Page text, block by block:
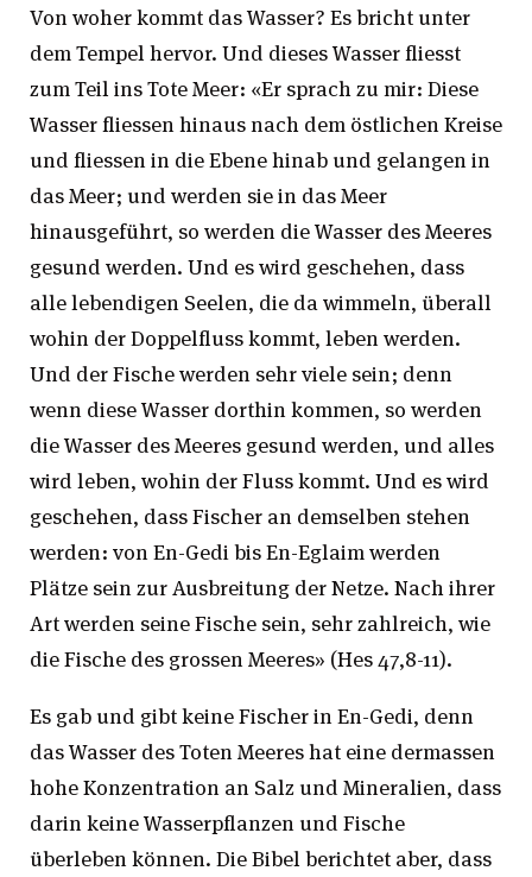
Von woher kommt das Wasser? Es bricht unter
dem Tempel hervor. Und dieses Wasser fliesst
zum Teil ins Tote Meer: «Er sprach zu mir: Diese
Wasser fliessen hinaus nach dem östlichen Kreise
und fliessen in die Ebene hinab und gelangen in
das Meer; und werden sie in das Meer
hinausgeführt, so werden die Wasser des Meeres
gesund werden. Und es wird geschehen, dass
alle lebendigen Seelen, die da wimmeln, überall
wohin der Doppelfluss kommt, leben werden.
Und der Fische werden sehr viele sein; denn
wenn diese Wasser dorthin kommen, so werden
die Wasser des Meeres gesund werden, und alles
wird leben, wohin der Fluss kommt. Und es wird
geschehen, dass Fischer an demselben stehen
werden: von En-Gedi bis En-Eglaim werden
Plätze sein zur Ausbreitung der Netze. Nach ihrer
Art werden seine Fische sein, sehr zahlreich, wie
die Fische des grossen Meeres» (Hes 47,8-11).
Es gab und gibt keine Fischer in En-Gedi, denn
das Wasser des Toten Meeres hat eine dermassen
hohe Konzentration an Salz und Mineralien, dass
darin keine Wasserpflanzen und Fische
überleben können. Die Bibel berichtet aber, dass